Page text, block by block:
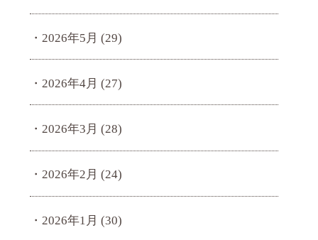
2026年5月 (29)
2026年4月 (27)
2026年3月 (28)
2026年2月 (24)
2026年1月 (30)